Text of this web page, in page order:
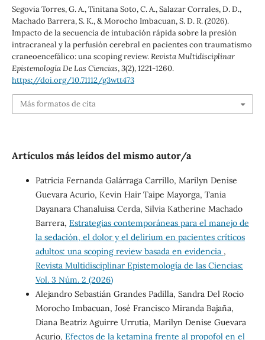
Segovia Torres, G. A., Tinitana Soto, C. A., Salazar Corrales, D. D.,
Machado Barrera, S. K., & Morocho Imbacuan, S. D. R. (2026).
Impacto de la secuencia de intubación rápida sobre la presión
intracraneal y la perfusión cerebral en pacientes con traumatismo
craneoencefálico: una scoping review.Revista Multidisciplinar
Epistemología De Las Ciencias,3(2), 1221-1260.
https://doi.org/10.71112/g3wtt473
Más formatos de cita
Artículos más leídos del mismo autor/a
Patricia Fernanda Galárraga Carrillo, Marilyn Denise
Guevara Acurio, Kevin Hair Taipe Mayorga, Tania
Dayanara Chanaluisa Cerda, Silvia Katherine Machado
Barrera, Estrategias contemporáneas para el manejo de
la sedación, el dolor y el delirium en pacientes críticos
adultos: una scoping review basada en evidencia ,
Revista Multidisciplinar Epistemología de las Ciencias:
Vol. 3 Núm. 2 (2026)
Alejandro Sebastián Grandes Padilla, Sandra Del Rocio
Morocho Imbacuan, José Francisco Miranda Bajaña,
Diana Beatriz Aguirre Urrutia, Marilyn Denise Guevara
Acurio, Efectos de la ketamina frente al propofol en el